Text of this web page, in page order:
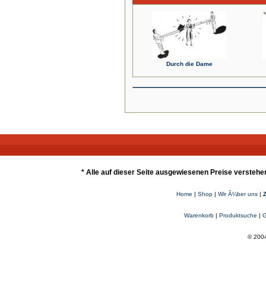
Durch die Dame
* Alle auf dieser Seite ausgewiesenen Preise
Home | Shop| Wir Ã¼ber uns|
Warenkorb| Produktsuche |
©